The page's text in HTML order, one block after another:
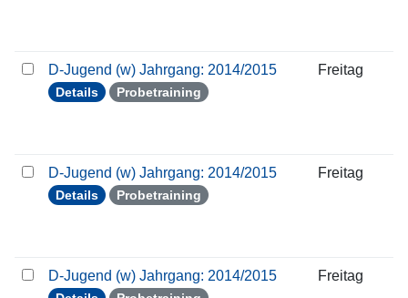
D-Jugend (w) Jahrgang: 2014/2015
Details Probetraining
Freitag
D-Jugend (w) Jahrgang: 2014/2015
Details Probetraining
Freitag
D-Jugend (w) Jahrgang: 2014/2015 Freitag